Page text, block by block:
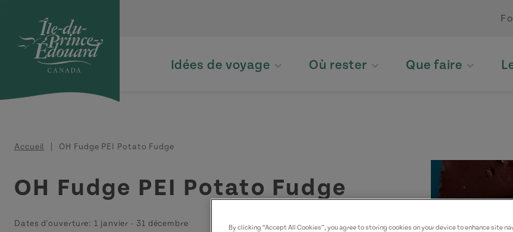
Idées de voyage Où rester Que faire
Fil d'Ariane
Accueil OH Fudge PEI Potato Fudge
OH Fudge PEI Potato Fudge
Dates d'ouverture:1 janvier - 31 décembre
By clicking “Accept All Cookies”, you agree to storing cookies on your device to enhance site